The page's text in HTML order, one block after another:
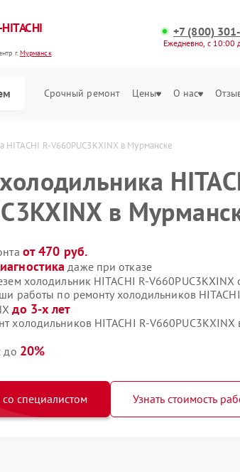
г.Мурманск
+7 (800)
Ежедневно, с 10:00
Срочный ремонт Цены О нас
HITACHI R-V660PUC3KXINX в Мурманске
в
от 470 руб.
даже при отказе
холодильник HITACHI R-V660PUC3KXINX
работы по ремонту холодильников
до 3-х лет
холодильников HITACHI R-V660PUC3KXINX
до 20%
со специалистом Узнать стоимость